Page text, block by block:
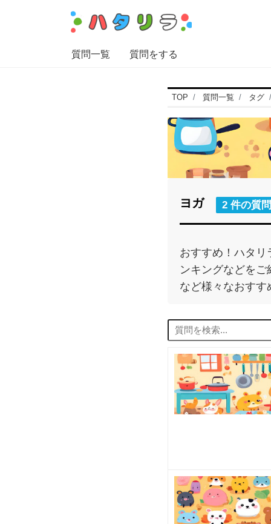
質問一覧 質問をする
TOP 質問一覧 タグ
ヨガ 2 件の質問
おすすめ！ハタ
ンキングなどを
など様々なおす